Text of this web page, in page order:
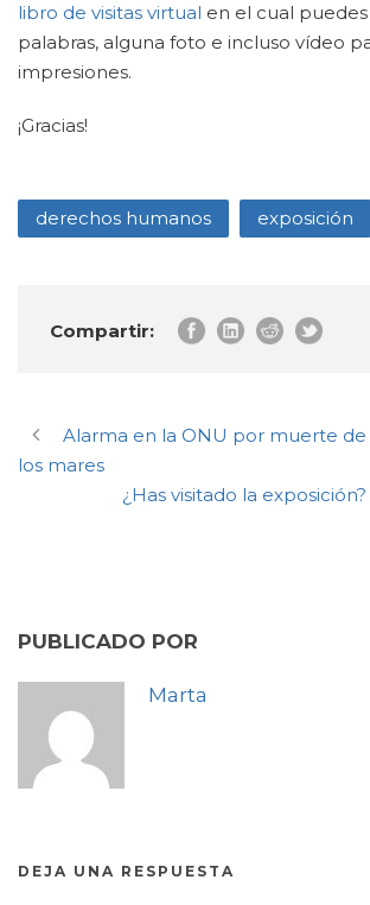
libro de visitas virtual en el cual
palabras, alguna foto e incluso vídeo
impresiones.
¡Gracias!
derechos humanos exposición
Compartir:
Alarma en la ONU por muerte
los mares
¿Has visitado la
PUBLICADO POR
Marta
DEJA UNA RESPUESTA